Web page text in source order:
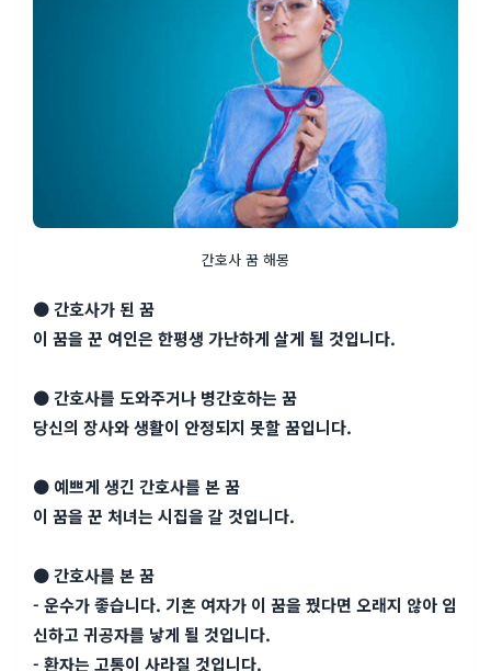
간호사 꿈 해몽
● 간호사가 된 꿈
이 꿈을 꾼 여인은 한평생 가난하게 살게 될 것입니다.
● 간호사를 도와주거나 병간호하는 꿈
당신의 장사와 생활이 안정되지 못할 꿈입니다.
● 예쁘게 생긴 간호사를 본 꿈
이 꿈을 꾼 처녀는 시집을 갈 것입니다.
● 간호사를 본 꿈
- 운수가 좋습니다. 기혼 여자가 이 꿈을 꿨다면 오래지 않아 임
신하고 귀공자를 낳게 될 것입니다.
- 환자는 고통이 사라질 것입니다.